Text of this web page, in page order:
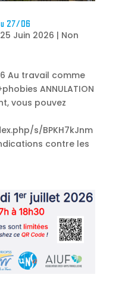
27/06
25 Juin 2026 | Non
Au travail comme
ANNULATION
vous pouvez
s/BPKH7kJnm
contre les